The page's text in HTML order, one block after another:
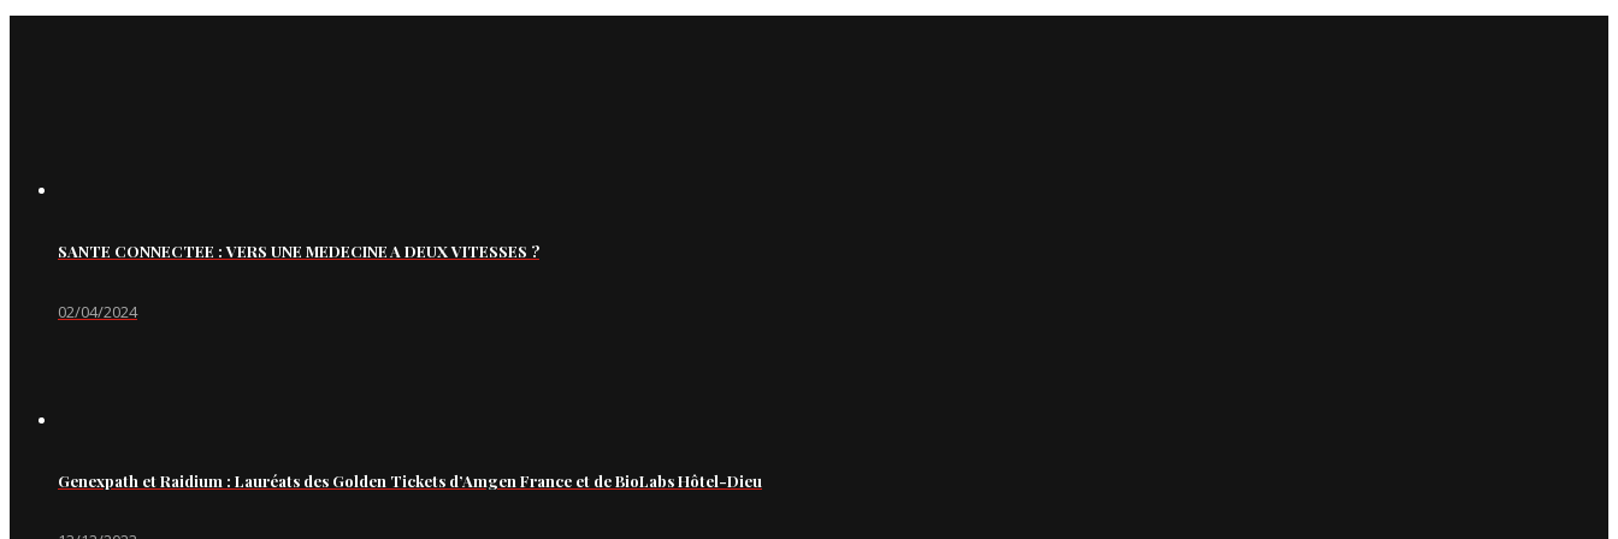
SANTE CONNECTEE : VERS UNE MEDECINE A DEUX VITESSES ?
02/04/2024
Genexpath et Raidium : Lauréats des Golden Tickets d’Amgen France et de BioLabs Hôtel-Dieu